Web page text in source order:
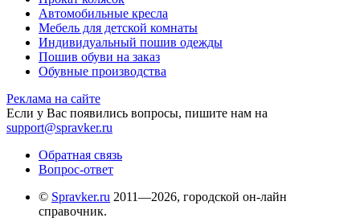
Автомобильные кресла
Мебель для детской комнаты
Индивидуальный пошив одежды
Пошив обуви на заказ
Обувные производства
Реклама на сайте
Если у Вас появились вопросы, пишите нам на
support@spravker.ru
Обратная связь
Вопрос-ответ
© Spravker.ru 2011—2026, городской он-лайн
справочник.